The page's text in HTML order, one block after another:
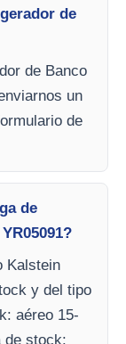
de
de Banco
un
de
de
Kalstein
y del tipo
aéreo 15-
de stock: